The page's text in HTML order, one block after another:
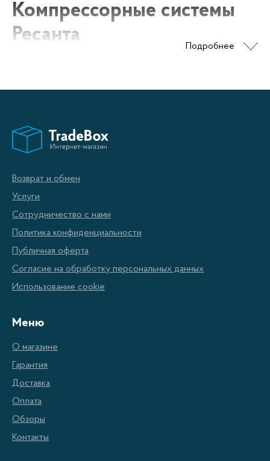
Подробнее
Компрессорные системы
Ресанта
надежностью, долговечностью и простотой в
широкое ассортимент компрессоров Ресанта с
различными производительностями, которые могут
ремонту и техническому обслуживанию
пневмоинструмента. Все предлагаемые
компрессоры Resanta применяются для питания
пневмоинструмента давлением воздуха до 8 бар
(120 пси).
Преимущества компрессоров
Экономия электроэнергии благодаря высокой
эффективности и продолжительному времени
работы.
Надежность и долговечность благодаря
использованию высококачественных
материалов и компонентов.
Возврат и обмен
Услуги
Сотрудничество с нами
Политика конфиденциальности
Публичная оферта
Согласие на обработку персональных данных
Использование cookie
Меню
О магазине
Гарантия
Доставка
Оплата
Обзоры
Контакты